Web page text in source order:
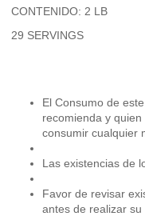
CONTENIDO: 2 LB
29 SERVINGS
El Consumo de
recomienda y
consumir cualquier
Las existencias de
Favor de revisar
antes de realizar su